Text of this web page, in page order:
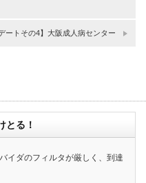
ートその4】大阪成人病センター
とる！
イダのフィルタが厳しく、到達